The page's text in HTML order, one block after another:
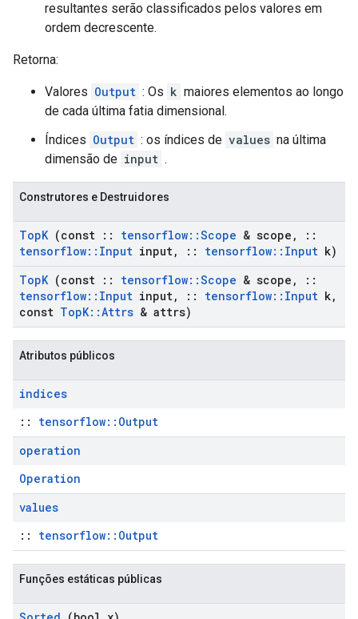
resultantes serão classificados pelos valores em
ordem decrescente.
Retorna:
Valores Output : Os k maiores elementos ao longo
de cada última fatia dimensional.
Índices Output : os índices de values na última
dimensão de input .
Construtores e Destruidores
TopK(const :: tensorflow::Scope & scope ,
::
tensorflow:: Input input, :: tensorflow:: Input k)
TopK(const :: tensorflow::Scope & scope ,
::
tensorflow:: Input input, :: tensorflow:: Input k,
const TopK::Attrs & attrs)
Atributos públicos
indices
:: tensorflow::Output
operation
Operation
values
:: tensorflow::Output
Funções estáticas públicas